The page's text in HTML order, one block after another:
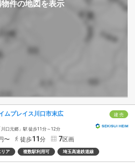
建 売
ムプレイス川口市末広
口元郷」駅 徒歩11分～12分
〜 徒歩11分 7区画
リア 複数駅利用可 埼玉高速鉄道線